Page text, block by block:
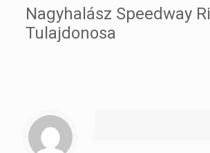
Nagyhalász Speedway
Tulajdonosa